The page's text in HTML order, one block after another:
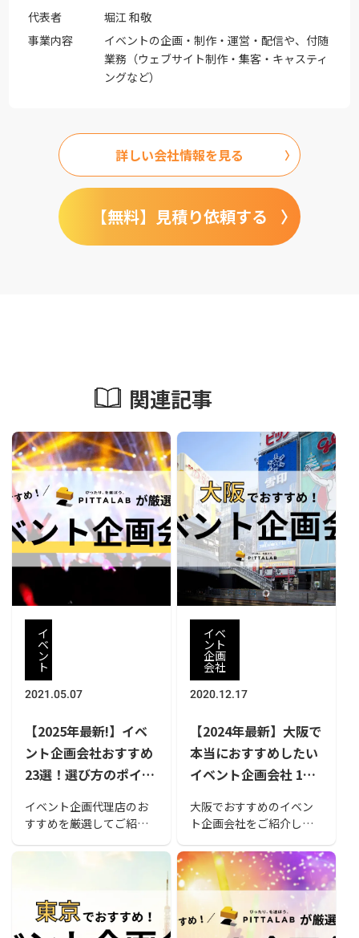
代表者
堀江 和敬
事業内容
イベントの企画・制作・運営・配信や、付随
業務（ウェブサイト制作・集客・キャスティ
ングなど）
詳しい会社情報を見る
【無料】見積り依頼する
関連記事
イ
ベ
ン
ト
2021.05.07
【2025年最新!】イベ
ント企画会社おすすめ
23選！選び方のポイン
についても解説
イベント企画代理店のお
すすめを厳選してご紹介
ト、懇親会、株主総会、
様々な強みのある企業様
を選定しています。自社
イベ
ント
企画
会社
2020.12.17
【2024年最新】大阪で
本当におすすめしたい
イベント企画会社 11
も解説
大阪でおすすめのイベン
ト企画会社をご紹介しま
いイベントを企画・運営
する会社を探している方
は、ぜひ参考にしてみて
ください。子どもや若
者、お年寄りなど、それ